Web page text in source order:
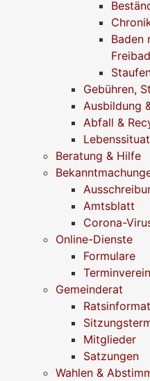
Baden
Gebühren,
Ausbildung
Abfall &
Beratung & Hilfe
Amtsblatt
Corona-
Online-Dienste
Formulare
Gemeinderat
Mitglieder
Satzungen
Wahlen &